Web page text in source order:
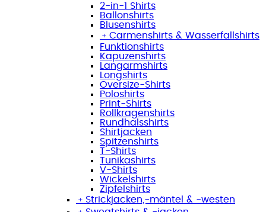
2-in-1 Shirts
Ballonshirts
Blusenshirts
﹢ Carmenshirts & Wasserfallshirts
Funktionshirts
Kapuzenshirts
Langarmshirts
Longshirts
Oversize-Shirts
Poloshirts
Print-Shirts
Rollkragenshirts
Rundhalsshirts
Shirtjacken
Spitzenshirts
T-Shirts
Tunikashirts
V-Shirts
Wickelshirts
Zipfelshirts
﹢ Strickjacken,-mäntel & -westen